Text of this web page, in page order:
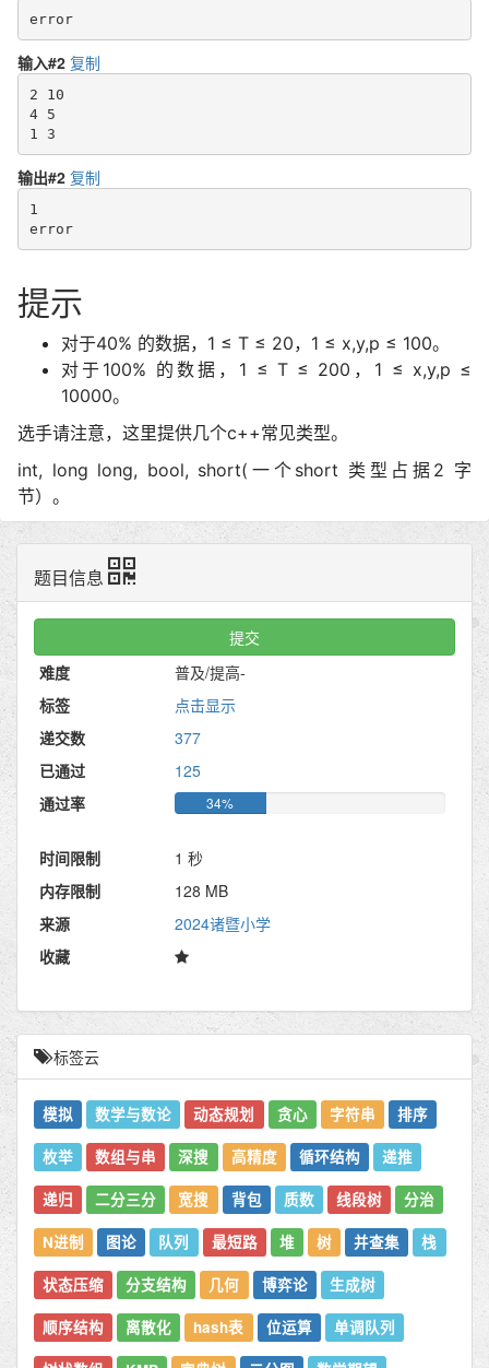
error
输入#2 复制
2 10
4 5
1 3
输出#2 复制
1
error
提示
对于40% 的数据，1 ≤ T ≤ 20，1 ≤ x,y,p ≤ 100。
对于100% 的数据，1 ≤ T ≤ 200，1 ≤ x,y,p ≤
10000。
选手请注意，这里提供几个c++常见类型。
int, long long, bool, short(一个short 类型占据2 字
节）。
题目信息
提交
难度
普及/提高-
标签
点击显示
递交数
377
已通过
125
通过率
34%
时间限制
1 秒
内存限制
128 MB
来源
2024诸暨小学
收藏
标签云
模拟 数学与数论 动态规划 贪心 字符串 排序
枚举 数组与串 深搜 高精度 循环结构 递推
递归 二分三分 宽搜 背包 质数 线段树 分治
N进制 图论 队列 最短路 堆 树 并查集 栈
状态压缩 分支结构 几何 博弈论 生成树
顺序结构 离散化 hash表 位运算 单调队列